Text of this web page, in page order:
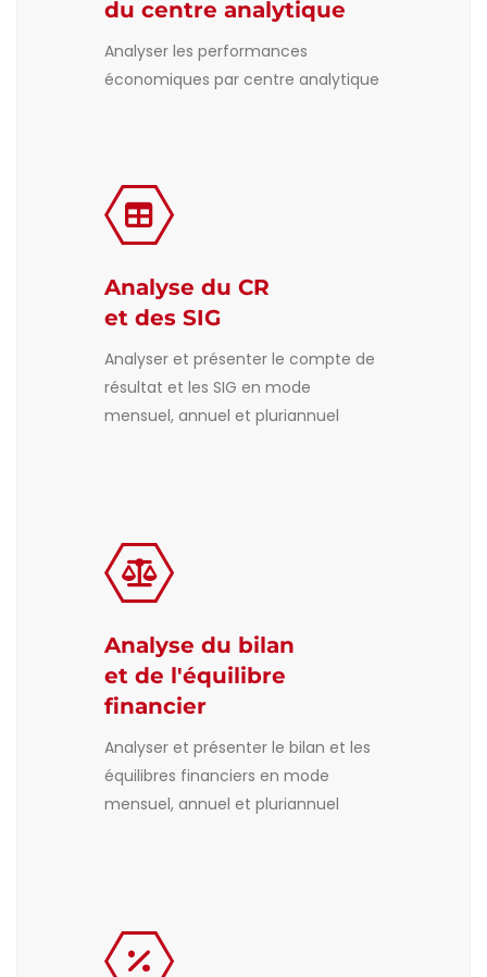
du centre analytique
Analyser les performances
économiques par centre analytique
Analyse du CR
et des SIG
Analyser et présenter le compte de
résultat et les SIG en mode
mensuel, annuel et pluriannuel
Analyse du bilan
et de l'équilibre
financier
Analyser et présenter le bilan et les
équilibres financiers en mode
mensuel, annuel et pluriannuel